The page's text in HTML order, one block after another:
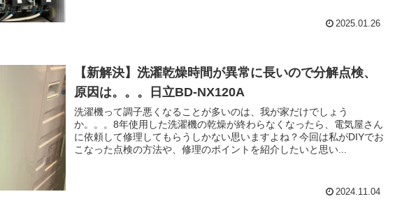
2025.01.26
【新解決】洗濯乾燥時間が異常に長いので分解点検、
原因は。。。日立BD-NX120A
洗濯機って調子悪くなることが多いのは、我が家だけでしょう
か。。。8年使用した洗濯機の乾燥が終わらなくなったら、電気屋さん
に依頼して修理してもらうしかない思いますよね？今回は私がDIYでお
こなった点検の方法や、修理のポイントを紹介したいと思い...
2024.11.04